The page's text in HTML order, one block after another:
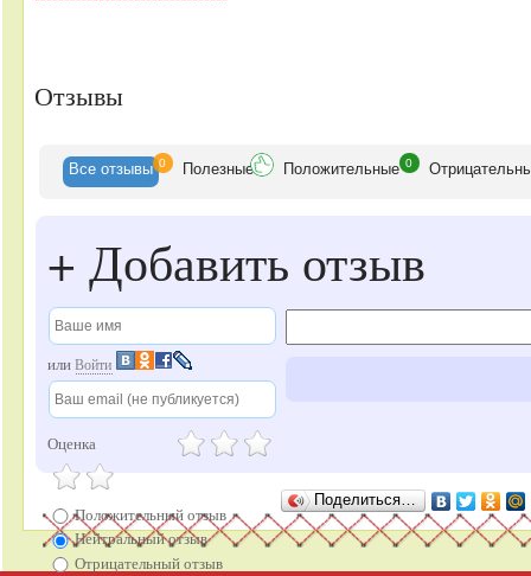
Отзывы
Все отзывы 0 Полезные Положительные 0
+ Добавить отзыв
илиВойти
Оценка
Положительный отзыв
Нейтральный отзыв
Отрицательный отзыв
Поделиться…